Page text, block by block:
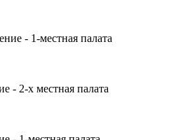
- 1-местная палата
- 2-х местная палата